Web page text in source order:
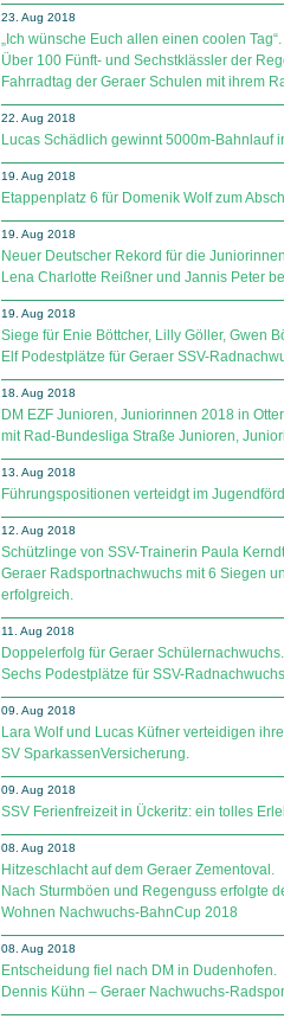
23. Aug 2018
„Ich wünsche Euch allen einen coolen Tag“.
Über 100 Fünft- und Sechstklässler der
Fahrradtag der Geraer Schulen mit ihrem
22. Aug 2018
Lucas Schädlich gewinnt 5000m-Bahnlauf
19. Aug 2018
Etappenplatz 6 für Domenik Wolf zum
19. Aug 2018
Neuer Deutscher Rekord für die
Lena Charlotte Reißner und Jannis Peter
19. Aug 2018
Siege für Enie Böttcher, Lilly Göller, Gwen
Elf Podestplätze für Geraer SSV-
18. Aug 2018
DM EZF Junioren, Juniorinnen 2018 in Otter
mit Rad-Bundesliga Straße Junioren,
13. Aug 2018
Führungspositionen verteidgt im
12. Aug 2018
Schützlinge von SSV-Trainerin Paula
Geraer Radsportnachwuchs mit 6 Siegen
erfolgreich.
11. Aug 2018
Doppelerfolg für Geraer Schülernachwuchs.
Sechs Podestplätze für SSV-
09. Aug 2018
Lara Wolf und Lucas Küfner verteidigen
SV Spar­kas­sen­Ver­si­che­rung.
09. Aug 2018
SSV Ferienfreizeit in Ückeritz: ein tolles
08. Aug 2018
Hitzeschlacht auf dem Geraer Zementoval.
Nach Sturmböen und Regenguss erfolgte
Wohnen Nachwuchs-BahnCup 2018
08. Aug 2018
Entscheidung fiel nach DM in Dudenhofen.
Dennis Kühn – Geraer Nachwuchs-